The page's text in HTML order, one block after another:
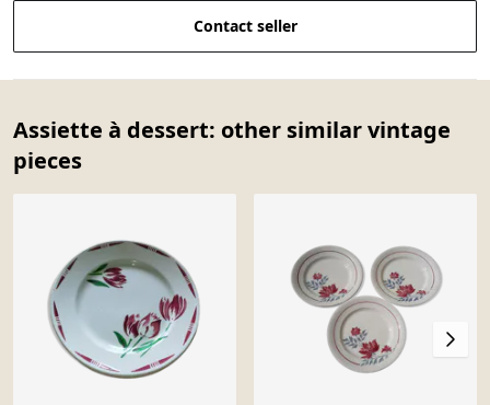
Contact seller
Assiette à dessert: other similar vintage
pieces